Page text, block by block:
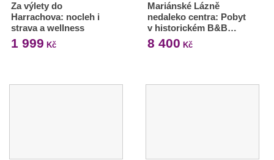
Za výlety do
Harrachova: nocleh i
strava a wellness
1 999 Kč
Mariánské Lázně
nedaleko centra: Pobyt
v historickém B&B…
8 400 Kč